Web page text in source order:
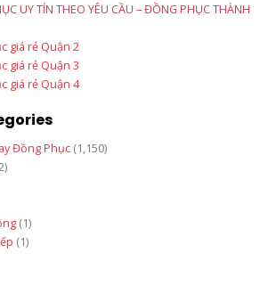
UY TÍN THEO YÊU CẦU – ĐỒNG PHỤC THÀNH
giá rẻ Quận 2
giá rẻ Quận 3
giá rẻ Quận 4
Đồng Phục (1,150)
(1)
(1)